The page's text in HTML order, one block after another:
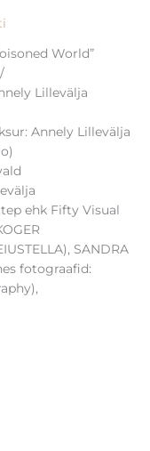
World”
Lillevälja
Annely Lillevälja
ehk Fifty Visual
SANDRA
fotograafid: